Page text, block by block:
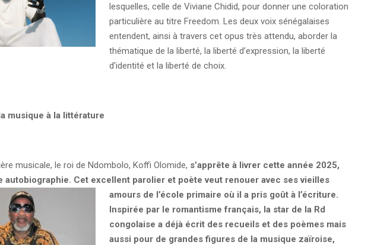
lesquelles, celle de Viviane Chidid, pour donner une coloration
particulière au titre Freedom. Les deux voix sénégalaises
entendent, ainsi à travers cet opus très attendu, aborder la
thématique de la liberté, la liberté d’expression, la liberté
d’identité et la liberté de choix.
musique à la littérature
musicale, le roi de Ndombolo, Koffi Olomide, s’apprête à livrer cette année 2025,
autobiographie. Cet excellent parolier et poète veut renouer avec ses vieilles
amours de l’école primaire où il a pris goût à l’écriture.
Inspirée par le romantisme français, la star de la Rd
congolaise a déjà écrit des recueils et des poèmes mais
aussi pour de grandes figures de la musique zaïroise,